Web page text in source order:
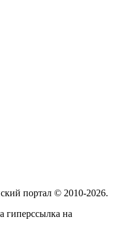
портал © 2010-2026.
гиперссылка на